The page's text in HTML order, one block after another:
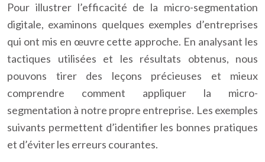
Pour illustrer l’efficacité de la micro-segmentation
digitale, examinons quelques exemples d’entreprises
qui ont mis en œuvre cette approche. En analysant les
tactiques utilisées et les résultats obtenus, nous
pouvons tirer des leçons précieuses et mieux
comprendre comment appliquer la micro-
segmentation à notre propre entreprise. Les exemples
suivants permettent d’identifier les bonnes pratiques
et d’éviter les erreurs courantes.